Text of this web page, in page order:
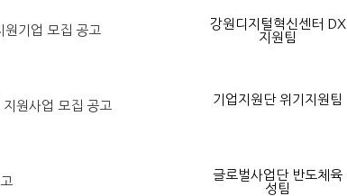
기업 모집 공고
강원디지털혁신센터 DX
지원팀
원사업 모집 공고 기업지원단 위기지원팀
글로벌사업단 반도체육
성팀